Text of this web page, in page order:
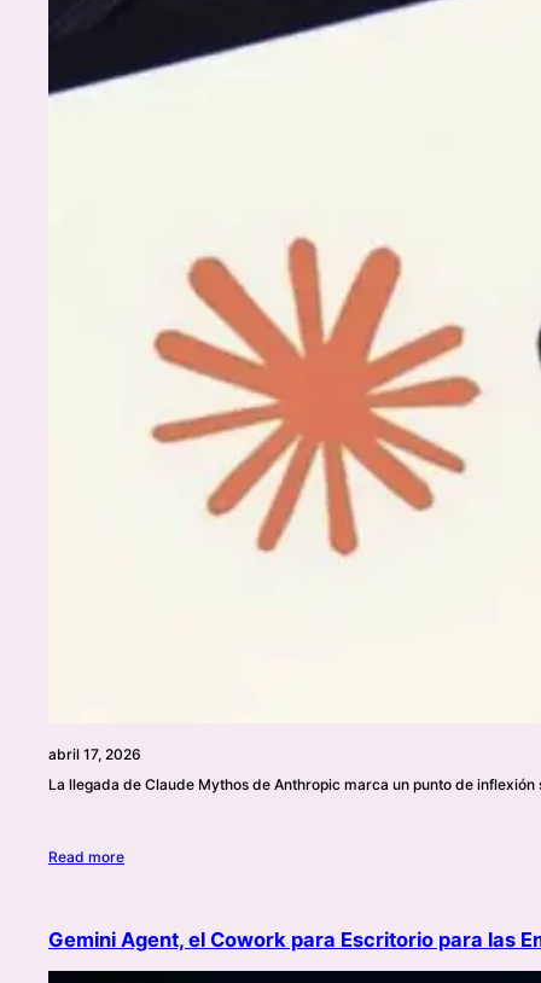
abril 17, 2026
La llegada de Claude Mythos de Anthropic marca un punto de
Read more
Gemini Agent, el Cowork para Escritorio para las